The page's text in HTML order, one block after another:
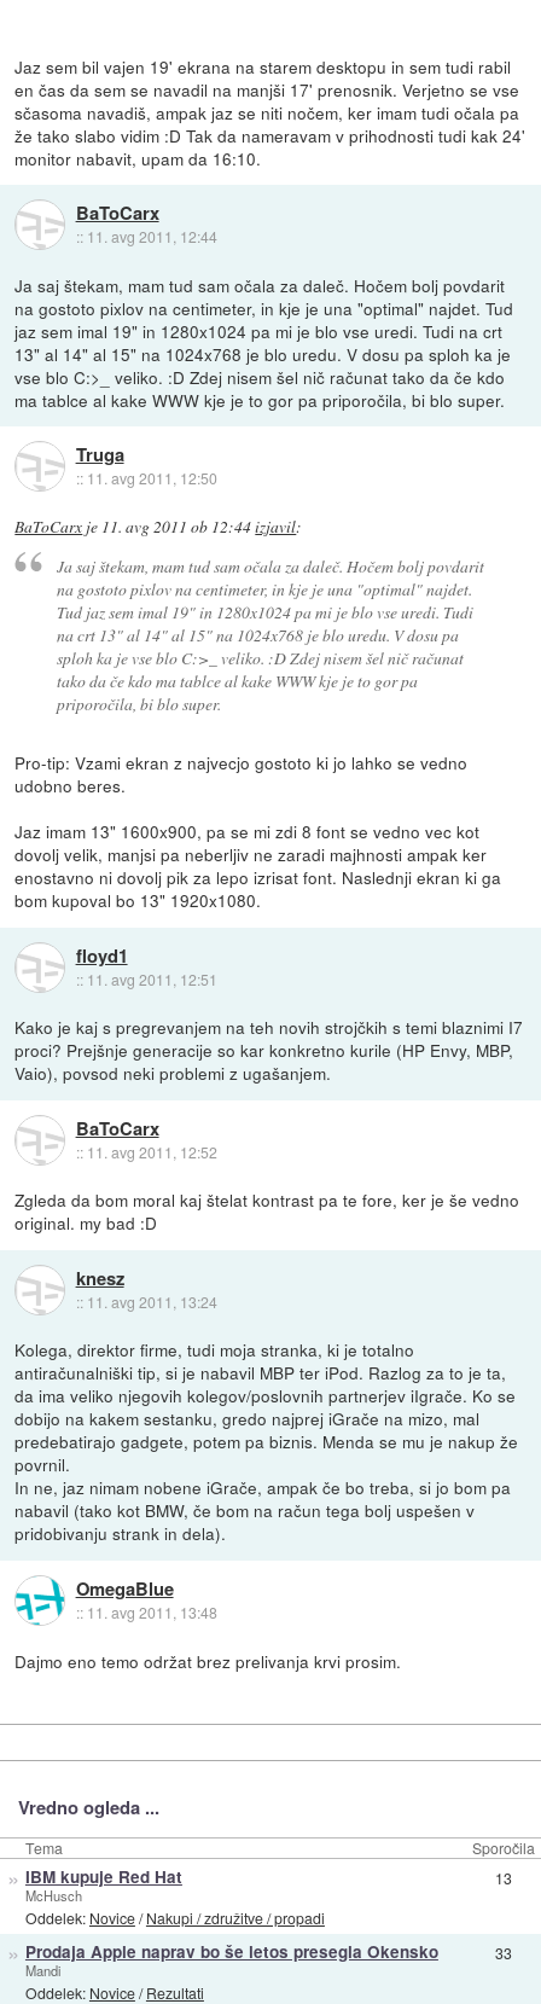
Jaz sem bil vajen 19' ekrana na starem desktopu in sem tudi rabil
en čas da sem se navadil na manjši 17' prenosnik. Verjetno se vse
sčasoma navadiš, ampak jaz se niti nočem, ker imam tudi očala pa
že tako slabo vidim :D Tak da nameravam v prihodnosti tudi kak 24'
monitor nabavit, upam da 16:10.
BaToCarx
:: 11. avg 2011, 12:44
Ja saj štekam, mam tud sam očala za daleč. Hočem bolj povdarit
na gostoto pixlov na centimeter, in kje je una "optimal" najdet. Tud
jaz sem imal 19" in 1280x1024 pa mi je blo vse uredi. Tudi na crt
13" al 14" al 15" na 1024x768 je blo uredu. V dosu pa sploh ka je
vse blo C:>_ veliko. :D Zdej nisem šel nič računat tako da če kdo
ma tablce al kake WWW kje je to gor pa priporočila, bi blo super.
Truga
:: 11. avg 2011, 12:50
BaToCarx je 11. avg 2011 ob 12:44izjavil:
Ja saj štekam, mam tud sam očala za daleč. Hočem bolj povdarit
na gostoto pixlov na centimeter, in kje je una "optimal" najdet.
Tud jaz sem imal 19" in 1280x1024 pa mi je blo vse uredi. Tudi
na crt 13" al 14" al 15" na 1024x768 je blo uredu. V dosu pa
sploh ka je vse blo C:>_ veliko. :D Zdej nisem šel nič računat
tako da če kdo ma tablce al kake WWW kje je to gor pa
priporočila, bi blo super.
Pro-tip: Vzami ekran z najvecjo gostoto ki jo lahko se vedno
udobno beres.
Jaz imam 13" 1600x900, pa se mi zdi 8 font se vedno vec kot
dovolj velik, manjsi pa neberljiv ne zaradi majhnosti ampak ker
enostavno ni dovolj pik za lepo izrisat font. Naslednji ekran ki ga
bom kupoval bo 13" 1920x1080.
floyd1
:: 11. avg 2011, 12:51
Kako je kaj s pregrevanjem na teh novih strojčkih s temi blaznimi I7
proci? Prejšnje generacije so kar konkretno kurile (HP Envy, MBP,
Vaio), povsod neki problemi z ugašanjem.
BaToCarx
:: 11. avg 2011, 12:52
Zgleda da bom moral kaj štelat kontrast pa te fore, ker je še vedno
original. my bad :D
knesz
:: 11. avg 2011, 13:24
Kolega, direktor firme, tudi moja stranka, ki je totalno
antiračunalniški tip, si je nabavil MBP ter iPod. Razlog za to je ta,
da ima veliko njegovih kolegov/poslovnih partnerjev iIgrače. Ko se
dobijo na kakem sestanku, gredo najprej iGrače na mizo, mal
predebatirajo gadgete, potem pa biznis. Menda se mu je nakup že
povrnil.
In ne, jaz nimam nobene iGrače, ampak če bo treba, si jo bom pa
nabavil (tako kot BMW, če bom na račun tega bolj uspešen v
pridobivanju strank in dela).
OmegaBlue
:: 11. avg 2011, 13:48
Dajmo eno temo održat brez prelivanja krvi prosim.
Vredno ogleda ...
Tema Sporočila
» IBM kupuje Red Hat
McHusch
Oddelek: Novice/Nakupi / združitve / propadi
13
» Prodaja Apple naprav bo še letos presegla Okensko
Mandi
Oddelek: Novice/Rezultati
33